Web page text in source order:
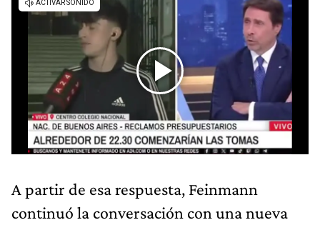
A partir de esa respuesta, Feinmann
continuó la conversación con una nueva